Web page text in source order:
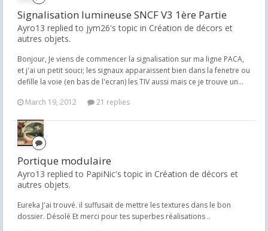
Signalisation lumineuse SNCF V3 1ère Partie
Ayro13 replied to jym26's topic in Création de décors et
autres objets.
Bonjour, Je viens de commencer la signalisation sur ma ligne PACA,
et j'ai un petit souci; les signaux apparaissent bien dans la fenetre ou
defille la voie (en bas de l'ecran) les TIV aussi mais ce je trouve un...
March 19, 2012
21 replies
Portique modulaire
Ayro13 replied to PapiNic's topic in Création de décors et
autres objets.
Eureka J'ai trouvé. il suffusait de mettre les textures dans le bon
dossier. Désolé Et merci pour tes superbes réalisations ..